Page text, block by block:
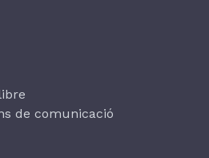
de comunicació